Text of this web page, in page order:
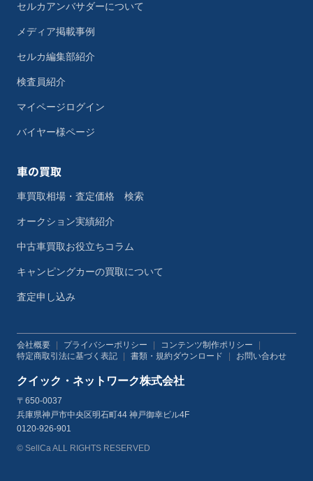
セルカアンバサダーについて
メディア掲載事例
セルカ編集部紹介
検査員紹介
マイページログイン
バイヤー様ページ
車の買取
車買取相場・査定価格 検索
オークション実績紹介
中古車買取お役立ちコラム
キャンピングカーの買取について
査定申し込み
会社概要 プライバシーポリシー コンテンツ制作ポリシー
特定商取引法に基づく表記
書類・規約ダウンロード お問い合わせ
クイック・ネットワーク株式会社
〒650-0037
兵庫県神戸市中央区明石町44 神戸御幸ビル4F
0120-926-901
© SellCa ALL RIGHTS RESERVED